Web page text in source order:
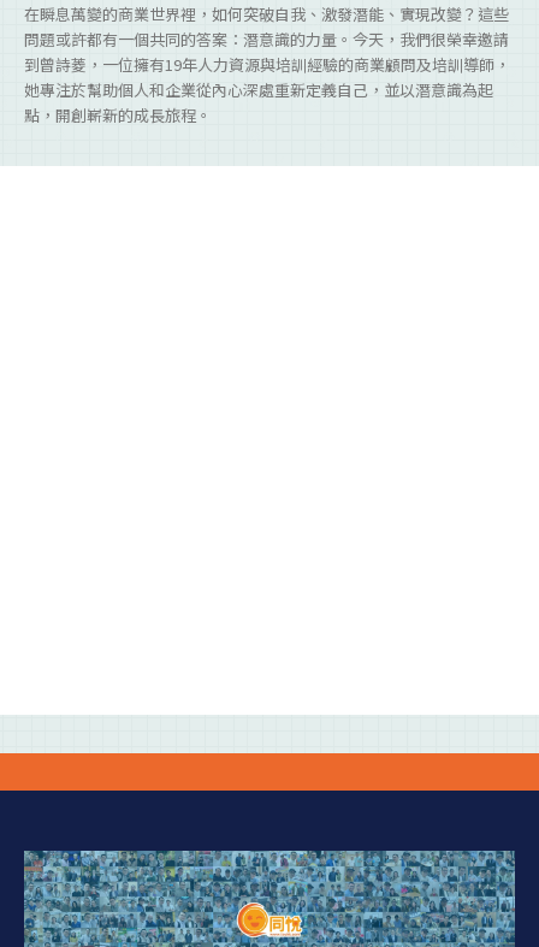
在瞬息萬變的商業世界裡，如何突破自我、激發潛能、實現改變？這些
問題或許都有一個共同的答案：潛意識的力量。今天，我們很榮幸邀請
到曾詩菱，一位擁有19年人力資源與培訓經驗的商業顧問及培訓導師，
她專注於幫助個人和企業從內心深處重新定義自己，並以潛意識為起
點，開創嶄新的成長旅程。